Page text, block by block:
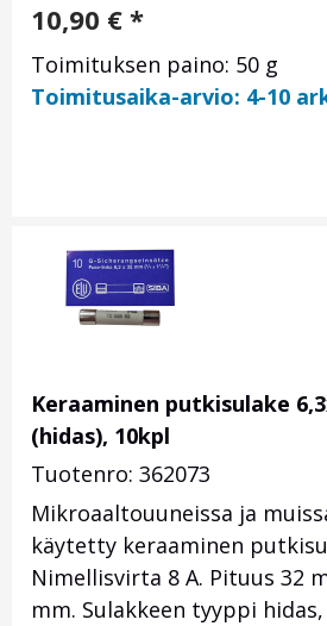
10,90 € *
Toimituksen paino: 50 g
Toimitusaika-arvio: 4-10
Keraaminen putkisulake
(hidas), 10kpl
Tuotenro: 362073
Mikroaaltouuneissa ja
käytetty keraaminen
Nimellisvirta 8 A. Pituus 32
mm. Sulakkeen tyyppi